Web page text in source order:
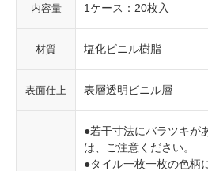
内容量 1ケース：20枚入
材質 塩化ビニル樹脂
表面仕上 表層透明ビニル層
●若干寸法にバラツキが
は、ご注意ください。
●タイル一枚一枚の色柄